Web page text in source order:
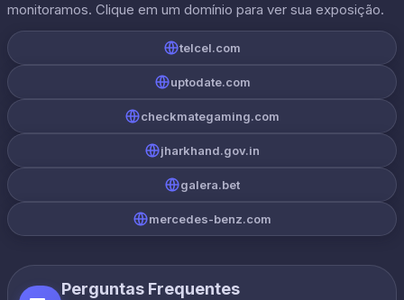
monitoramos. Clique em um domínio para ver sua exposição.
telcel.com
uptodate.com
checkmategaming.com
jharkhand.gov.in
galera.bet
mercedes-benz.com
Perguntas Frequentes